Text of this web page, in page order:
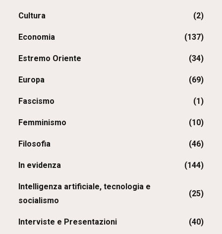
Cultura (2)
Economia (137)
Estremo Oriente (34)
Europa (69)
Fascismo (1)
Femminismo (10)
Filosofia (46)
In evidenza (144)
Intelligenza artificiale, tecnologia e
socialismo
(25)
Interviste e Presentazioni (40)